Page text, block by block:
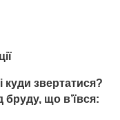
куди звертатися?
бруду, що в’ївся: